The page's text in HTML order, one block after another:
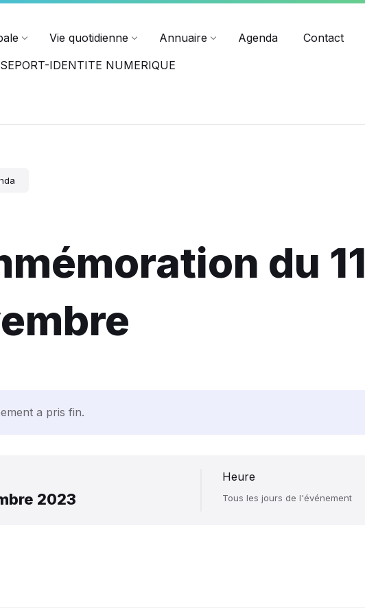
Vie quotidienne Annuaire Agenda
Contact
IDENTITE NUMERIQUE
du 11
a pris fin.
2023
Heure
Tous les jours de l'événement